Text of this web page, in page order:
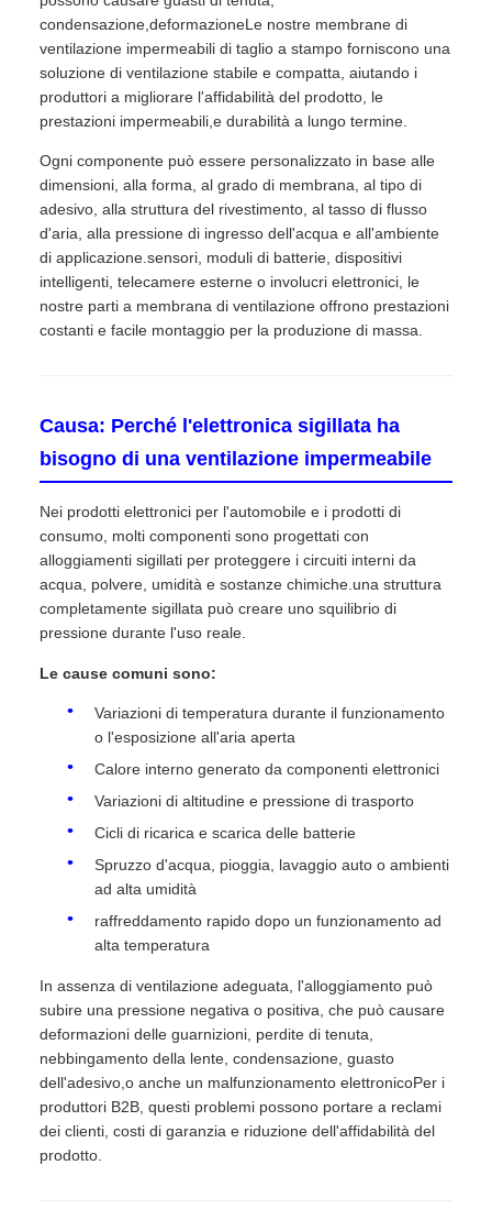
condensazione,deformazioneLe nostre membrane di
ventilazione impermeabili di taglio a stampo forniscono una
soluzione di ventilazione stabile e compatta, aiutando i
produttori a migliorare l'affidabilità del prodotto, le
prestazioni impermeabili,e durabilità a lungo termine.
Ogni componente può essere personalizzato in base alle
dimensioni, alla forma, al grado di membrana, al tipo di
adesivo, alla struttura del rivestimento, al tasso di flusso
d'aria, alla pressione di ingresso dell'acqua e all'ambiente
di applicazione.sensori, moduli di batterie, dispositivi
intelligenti, telecamere esterne o involucri elettronici, le
nostre parti a membrana di ventilazione offrono prestazioni
costanti e facile montaggio per la produzione di massa.
Causa: Perché l'elettronica sigillata ha
bisogno di una ventilazione impermeabile
Nei prodotti elettronici per l'automobile e i prodotti di
consumo, molti componenti sono progettati con
alloggiamenti sigillati per proteggere i circuiti interni da
acqua, polvere, umidità e sostanze chimiche.una struttura
completamente sigillata può creare uno squilibrio di
pressione durante l'uso reale.
Le cause comuni sono:
Variazioni di temperatura durante il funzionamento
o l'esposizione all'aria aperta
Calore interno generato da componenti elettronici
Variazioni di altitudine e pressione di trasporto
Cicli di ricarica e scarica delle batterie
Spruzzo d'acqua, pioggia, lavaggio auto o ambienti
ad alta umidità
raffreddamento rapido dopo un funzionamento ad
alta temperatura
In assenza di ventilazione adeguata, l'alloggiamento può
subire una pressione negativa o positiva, che può causare
deformazioni delle guarnizioni, perdite di tenuta,
nebbingamento della lente, condensazione, guasto
dell'adesivo,o anche un malfunzionamento elettronicoPer i
produttori B2B, questi problemi possono portare a reclami
dei clienti, costi di garanzia e riduzione dell'affidabilità del
prodotto.